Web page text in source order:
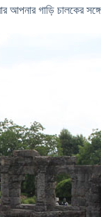
আপনার গাড়ি চালকের